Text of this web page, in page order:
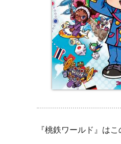
『桃鉄ワールド』は